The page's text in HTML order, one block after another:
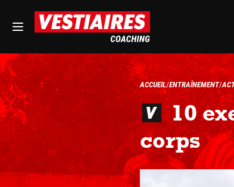
ACCUEIL ENTRAÎNEMENT
10
corps